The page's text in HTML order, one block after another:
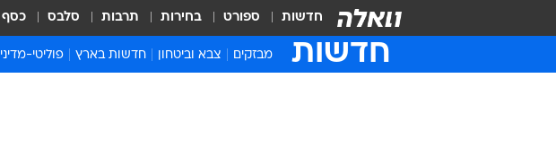
חדשות ספורט בחירות תרבות סלבס כסף
חדשות מבזקים צבא וביטחון חדשות בארץ פוליטי-מדיני